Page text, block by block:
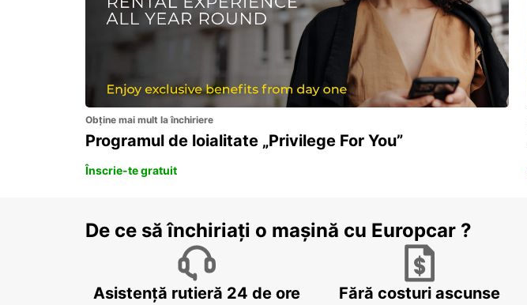
Obține mai mult la închiriere
Programul de loialitate „Privilege For You”
Înscrie-te gratuit
De ce să închiriați o mașină cu Europcar ?
Asistență rutieră 24 de ore Fără costuri ascunse